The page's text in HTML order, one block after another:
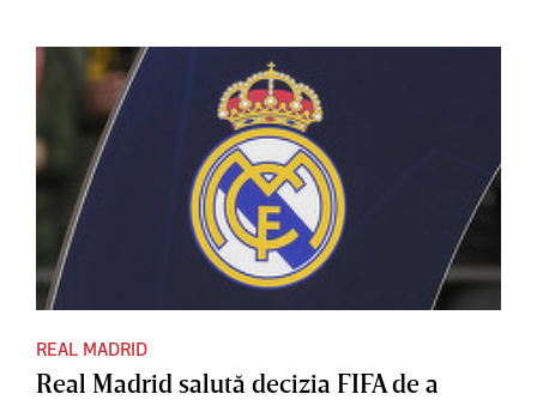
REAL MADRID
Real Madrid salută decizia FIFA de a